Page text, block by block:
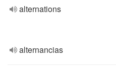
alternations
alternancias